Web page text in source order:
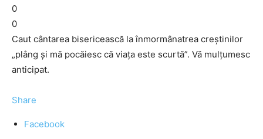
0
0
Caut cântarea bisericească la înmormânatrea creştinilor
„plâng şi mă pocăiesc că viaţa este scurtă”. Vă mulţumesc
anticipat.
Share
Facebook